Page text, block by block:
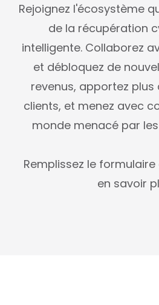
Rejoignez l'écosystème
de la récupération
intelligente. Collaborez
et débloquez de
revenus, apportez plus
clients, et menez avec
monde menacé par
Remplissez le
en savoir